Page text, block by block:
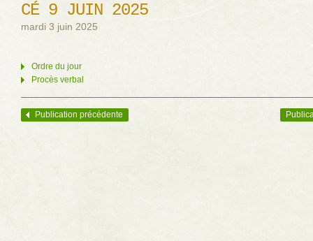
CÉ 9 JUIN 2025
mardi 3 juin 2025
Ordre du jour
Procès verbal
Navigation des articles
Publication précédente